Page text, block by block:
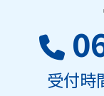
受付時